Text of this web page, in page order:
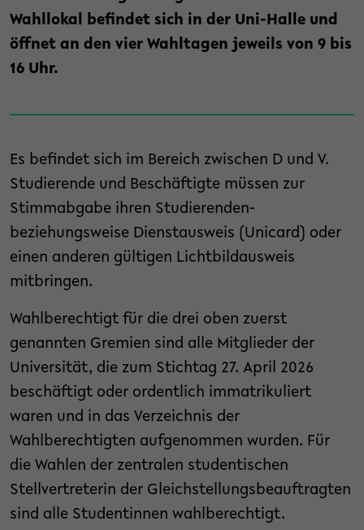
Wahllokal befindet sich in der Uni-Halle und
öffnet an den vier Wahltagen jeweils von 9 bis
16 Uhr.
Es befindet sich im Bereich zwischen D und V.
Studierende und Beschäftigte müssen zur
Stimmabgabe ihren Studierenden-
beziehungsweise Dienstausweis (Unicard) oder
einen anderen gültigen Lichtbildausweis
mitbringen.
Wahlberechtigt für die drei oben zuerst
genannten Gremien sind alle Mitglieder der
Universität, die zum Stichtag 27. April 2026
beschäftigt oder ordentlich immatrikuliert
waren und in das Verzeichnis der
Wahlberechtigten aufgenommen wurden. Für
die Wahlen der zentralen studentischen
Stellvertreterin der Gleichstellungsbeauftragten
sind alle Studentinnen wahlberechtigt.